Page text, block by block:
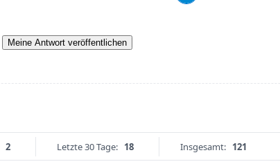
Meine Antwort veröffentlichen
2 Letzte 30 Tage: 18 Insgesamt: 121